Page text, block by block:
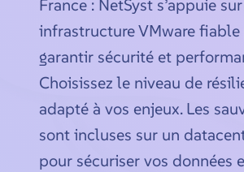
France : NetSyst s’appuie
infrastructure VMware
garantir sécurité et
Choisissez le niveau de
adapté à vos enjeux. Les
sont incluses sur un
pour sécuriser vos données